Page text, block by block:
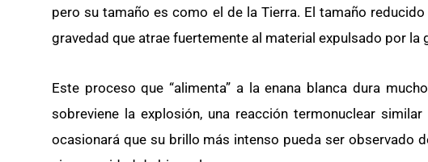
pero su tamaño es como el de la Tierra. El tamaño
gravedad que atrae fuertemente al material expulsado por la
Este proceso que “alimenta” a la enana blanca dura
sobreviene la explosión, una reacción termonuclear
ocasionará que su brillo más intenso pueda ser observado